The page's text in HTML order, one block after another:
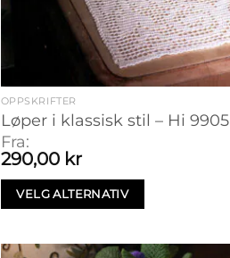
OPPSKRIFTER
Løper i klassisk stil – Hi 9905
Fra:
290,00 kr
VELG ALTERNATIV